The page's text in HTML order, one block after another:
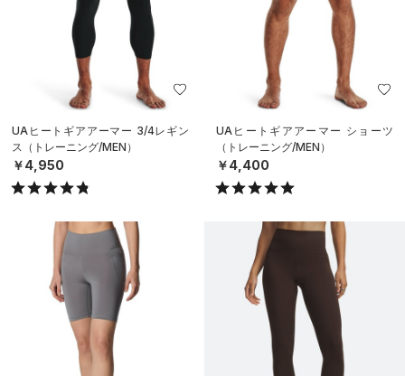
UAヒートギアアーマー 3/4レギン
ス（トレーニング/MEN）
￥4,950
UAヒートギアアーマー ショーツ
（トレーニング/MEN）
￥4,400